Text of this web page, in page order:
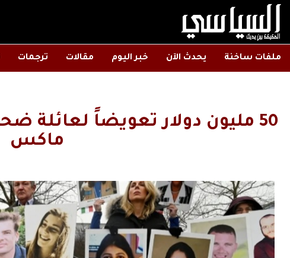
ملفات ساخنة يحدث الآن خبر اليوم مقالات ترجمات
ماكس